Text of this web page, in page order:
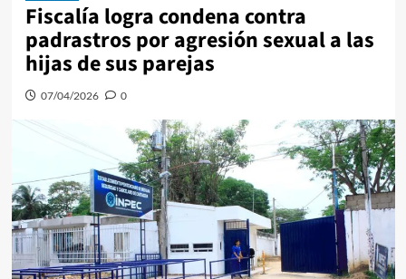
Fiscalía logra condena contra
padrastros por agresión sexual a las
hijas de sus parejas
07/04/2026 0